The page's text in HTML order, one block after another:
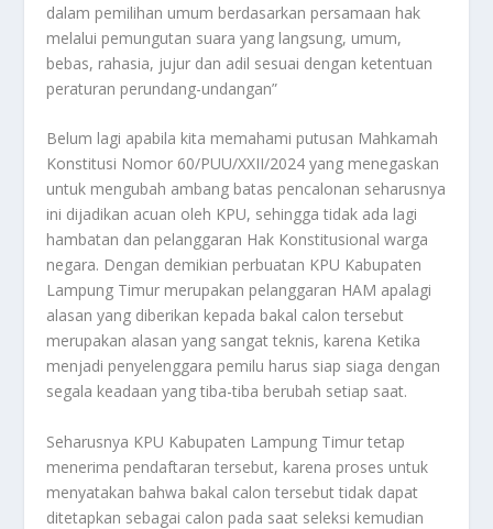
dalam pemilihan umum berdasarkan persamaan hak
melalui pemungutan suara yang langsung, umum,
bebas, rahasia, jujur dan adil sesuai dengan ketentuan
peraturan perundang-undangan”
Belum lagi apabila kita memahami putusan Mahkamah
Konstitusi Nomor 60/PUU/XXII/2024 yang menegaskan
untuk mengubah ambang batas pencalonan seharusnya
ini dijadikan acuan oleh KPU, sehingga tidak ada lagi
hambatan dan pelanggaran Hak Konstitusional warga
negara. Dengan demikian perbuatan KPU Kabupaten
Lampung Timur merupakan pelanggaran HAM apalagi
alasan yang diberikan kepada bakal calon tersebut
merupakan alasan yang sangat teknis, karena Ketika
menjadi penyelenggara pemilu harus siap siaga dengan
segala keadaan yang tiba-tiba berubah setiap saat.
Seharusnya KPU Kabupaten Lampung Timur tetap
menerima pendaftaran tersebut, karena proses untuk
menyatakan bahwa bakal calon tersebut tidak dapat
ditetapkan sebagai calon pada saat seleksi kemudian